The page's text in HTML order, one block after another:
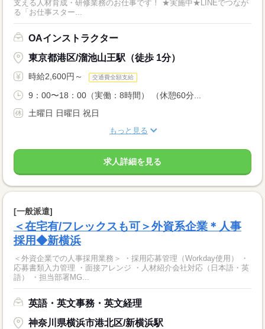
支える人材育成・研修業務のお仕事です！ ★実施中★LINEでつなが
る「お仕事スター...
OAインストラクター
東京都港区/溜池山王駅（徒歩 1分）
時給2,600円～ 交通費全額支給
9：00〜18：00（実働：8時間） （休憩60分...
土曜日 日曜日 祝日
もっと見る
求人詳細を見る
[一般派遣]
＜在宅有/フレックスも可＞外資系企業＊人事
採用◆新横浜
＜外資企業での人事採用業務＞ ・採用応募管理（Workday使用） ・
応募書類入力管理 ・面接アレンジ ・人材紹介会社対応（日本語・英
語） ・担当部署MG...
英語・英文事務・英文経理
神奈川県横浜市港北区/新横浜駅